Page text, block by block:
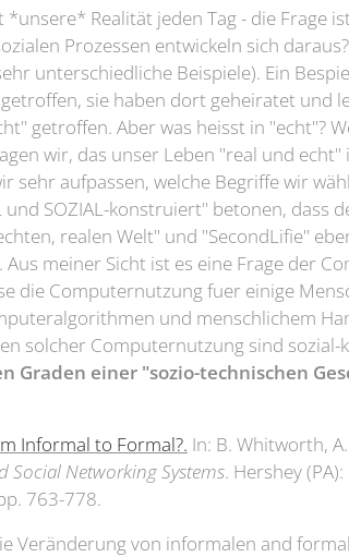
Realität jeden Tag - die Frage
Prozessen entwickeln sich
unterschiedliche Beispiele). Ein
sie haben dort geheiratet und
getroffen. Aber was heisst in "echt"?
wir, das unser Leben "real und echt"
sehr aufpassen, welche Begriffe wir
SOZIAL-konstruiert" betonen, dass
realen Welt" und "SecondLifie"
meiner Sicht ist es eine Frage der
die Computernutzung fuer einige
und menschlichem
solcher Computernutzung sind
Graden einer "sozio-technischen
Informal to Formal?. In: B. Whitworth,
Social Networking Systems. Hershey
763-778.
Veränderung von informalen and